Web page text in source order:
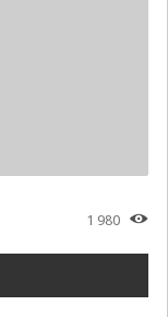
1 980